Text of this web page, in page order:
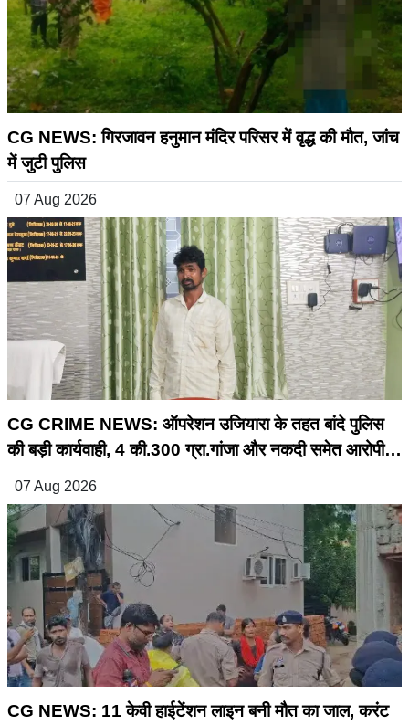
CG NEWS: गिरजावन हनुमान मंदिर परिसर में वृद्ध की मौत, जांच
में जुटी पुलिस
07 Aug 2026
CG CRIME NEWS: ऑपरेशन उजियारा के तहत बांदे पुलिस
की बड़ी कार्यवाही, 4 की.300 ग्रा.गांजा और नकदी समेत आरोपी
07 Aug 2026
CG NEWS: 11 केवी हाईटेंशन लाइन बनी मौत का जाल, करंट